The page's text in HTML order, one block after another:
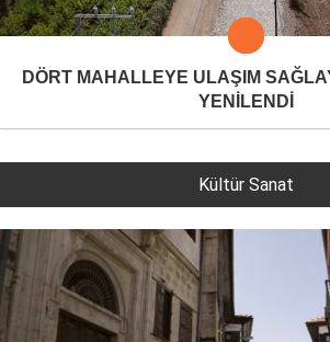
DÖRT MAHALLEYE ULAŞIM
YENİLENDİ
Kültür Sanat